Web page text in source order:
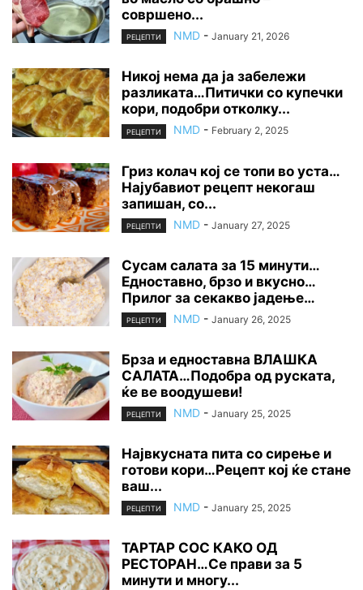
совршено...
РЕЦЕПТИ NMD - January 21, 2026
Никој нема да ја забележи
разликата…Питички со купечки
кори, подобри отколку...
РЕЦЕПТИ NMD - February 2, 2025
Гриз колач кој се топи во уста…
Најубавиот рецепт некогаш
запишан, со...
РЕЦЕПТИ NMD - January 27, 2025
Сусам салата за 15 минути…
Едноставно, брзо и вкусно…
Прилог за секакво јадење…
РЕЦЕПТИ NMD - January 26, 2025
Брза и едноставна ВЛАШКА
САЛАТА…Подобра од руската,
ќе ве воодушеви!
РЕЦЕПТИ NMD - January 25, 2025
Највкусната пита со сирење и
готови кори…Рецепт кој ќе стане
ваш...
РЕЦЕПТИ NMD - January 25, 2025
ТАРТАР СОС КАКО ОД
РЕСТОРАН…Се прави за 5
минути и многу...